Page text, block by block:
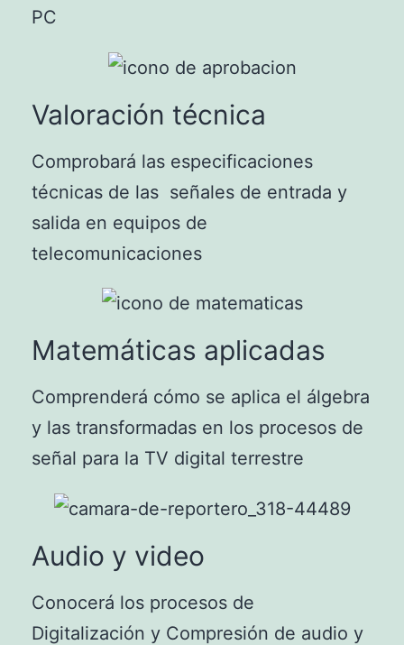
PC
Valoración técnica
Comprobará las especificaciones
técnicas de las señales de entrada y
salida en equipos de
telecomunicaciones
Matemáticas aplicadas
Comprenderá cómo se aplica el álgebra
y las transformadas en los procesos de
señal para la TV digital terrestre
Audio y video
Conocerá los procesos de
Digitalización y Compresión de audio y